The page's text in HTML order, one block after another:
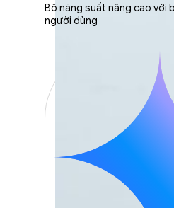
Bộ năng suất nâng cao với
người dùng